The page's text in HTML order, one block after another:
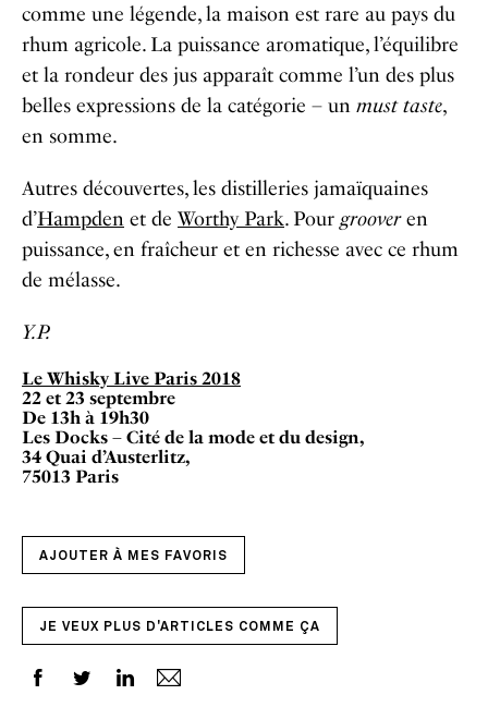
comme une légende, la maison est rare au pays du
rhum agricole. La puissance aromatique, l’équilibre
et la rondeur des jus apparaît comme l’un des plus
belles expressions de la catégorie – un must taste,
en somme.
Autres découvertes, les distilleries jamaïquaines
d’Hampden et de Worthy Park. Pour grooveren
puissance, en fraîcheur et en richesse avec ce rhum
de mélasse.
Y.P.
Le Whisky Live Paris 2018
22 et 23 septembre
De 13h à 19h30
Les Docks – Cité de la mode et du design,
34 Quai d’Austerlitz,
75013 Paris
AJOUTER À MES FAVORIS
JE VEUX PLUS D'ARTICLES COMME ÇA